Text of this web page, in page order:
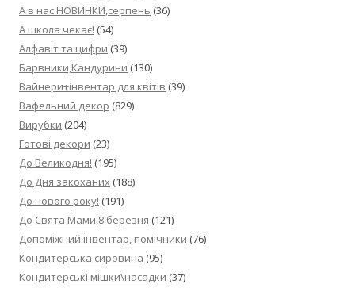
А в нас НОВИНКИ,серпень (36)
А школа чекає! (54)
Алфавіт та цифри (39)
Барвники,Кандурини (130)
Вайнери+інвентар для квітів (39)
Вафельний декор (829)
Вирубки (204)
Готові декори (23)
До Великодня! (195)
До Дня закоханих (188)
До нового року! (191)
До Свята Мами,8 березня (121)
Допоміжний інвентар, помічники (76)
Кондитерська сировина (95)
Кондитерські мішки\насадки (37)